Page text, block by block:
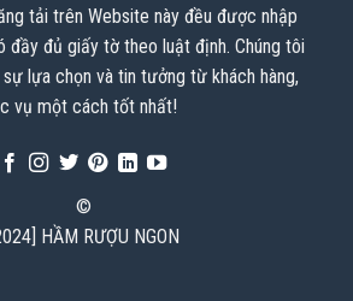
tải trên Website này đều được nhập
đầy đủ giấy tờ theo luật định. Chúng tôi
lựa chọn và tin tưởng từ khách hàng,
vụ một cách tốt nhất!
©
HẦM RƯỢU NGON